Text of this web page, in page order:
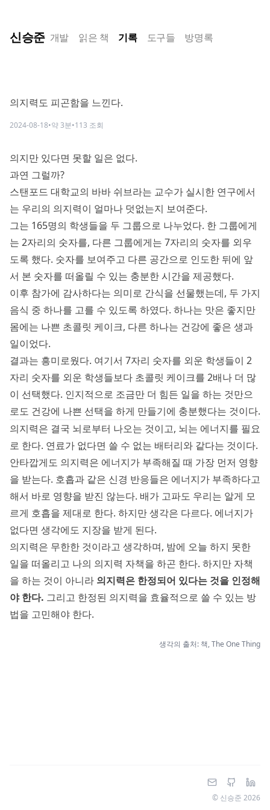
신승준 개발 읽은 책 기록 도구들 방명록
의지력도 피곤함을 느낀다.
2024-08-18•약3분•113 조회
의지만 있다면 못할 일은 없다.
과연 그럴까?
스탠포드 대학교의 바바 쉬브라는 교수가 실시한 연구에서
는 우리의 의지력이 얼마나 덧없는지 보여준다.
그는 165명의 학생들을 두 그룹으로 나누었다. 한 그룹에게
는 2자리의 숫자를, 다른 그룹에게는 7자리의 숫자를 외우
도록 했다. 숫자를 보여주고 다른 공간으로 인도한 뒤에 앞
서 본 숫자를 떠올릴 수 있는 충분한 시간을 제공했다.
이후 참가에 감사하다는 의미로 간식을 선물했는데, 두 가지
음식 중 하나를 고를 수 있도록 하였다. 하나는 맛은 좋지만
몸에는 나쁜 초콜릿 케이크, 다른 하나는 건강에 좋은 생과
일이었다.
결과는 흥미로웠다. 여기서 7자리 숫자를 외운 학생들이 2
자리 숫자를 외운 학생들보다 초콜릿 케이크를 2배나 더 많
이 선택했다. 인지적으로 조금만 더 힘든 일을 하는 것만으
로도 건강에 나쁜 선택을 하게 만들기에 충분했다는 것이다.
의지력은 결국 뇌로부터 나오는 것이고, 뇌는 에너지를 필요
로 한다. 연료가 없다면 쓸 수 없는 배터리와 같다는 것이다.
안타깝게도 의지력은 에너지가 부족해질 때 가장 먼저 영향
을 받는다. 호흡과 같은 신경 반응들은 에너지가 부족하다고
해서 바로 영향을 받진 않는다. 배가 고파도 우리는 알게 모
르게 호흡을 제대로 한다. 하지만 생각은 다르다. 에너지가
없다면 생각에도 지장을 받게 된다.
의지력은 무한한 것이라고 생각하며, 밤에 오늘 하지 못한
일을 떠올리고 나의 의지력 자책을 하곤 한다. 하지만 자책
을 하는 것이 아니라 의지력은 한정되어 있다는 것을 인정해
야 한다. 그리고 한정된 의지력을 효율적으로 쓸 수 있는 방
법을 고민해야 한다.
생각의 출처: 책, The One Thing
© 신승준 2026